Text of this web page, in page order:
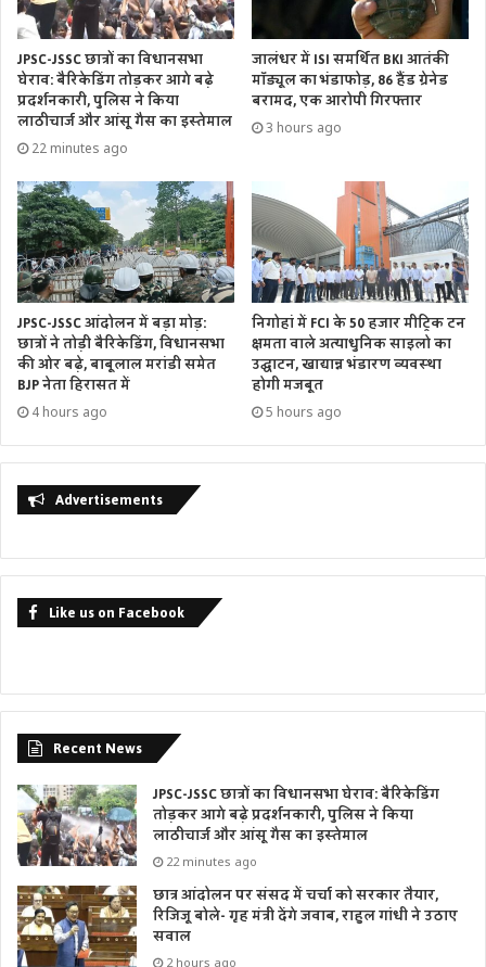
JPSC-JSSC छात्रों का विधानसभा
घेराव: बैरिकेडिंग तोड़कर आगे बढ़े
प्रदर्शनकारी, पुलिस ने किया
लाठीचार्ज और आंसू गैस का इस्तेमाल
22 minutes ago
जालंधर में ISI समर्थित BKI आतंकी
मॉड्यूल का भंडाफोड़, 86 हैंड ग्रेनेड
बरामद, एक आरोपी गिरफ्तार
3 hours ago
JPSC-JSSC आंदोलन में बड़ा मोड़:
छात्रों ने तोड़ी बैरिकेडिंग, विधानसभा
की ओर बढ़े, बाबूलाल मरांडी समेत
BJP नेता हिरासत में
4 hours ago
निगोहां में FCI के 50 हजार मीट्रिक टन
क्षमता वाले अत्याधुनिक साइलो का
उद्घाटन, खाद्यान्न भंडारण व्यवस्था
होगी मजबूत
5 hours ago
Advertisements
Like us on Facebook
Recent News
JPSC-JSSC छात्रों का विधानसभा घेराव: बैरिकेडिंग
तोड़कर आगे बढ़े प्रदर्शनकारी, पुलिस ने किया
लाठीचार्ज और आंसू गैस का इस्तेमाल
22 minutes ago
छात्र आंदोलन पर संसद में चर्चा को सरकार तैयार,
रिजिजू बोले- गृह मंत्री देंगे जवाब, राहुल गांधी ने उठाए
सवाल
2 hours ago